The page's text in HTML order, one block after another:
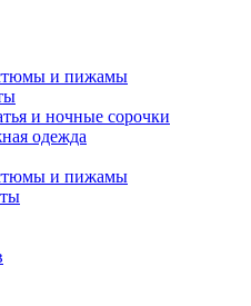
и пижамы
и ночные сорочки
одежда
и пижамы